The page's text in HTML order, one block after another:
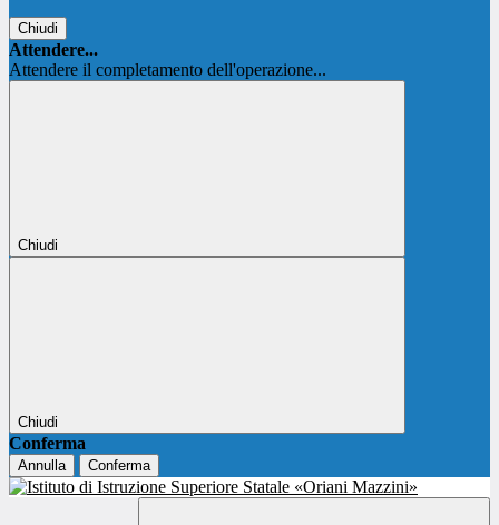
Chiudi
Attendere...
Attendere il completamento dell'operazione...
Chiudi
Chiudi
Conferma
Annulla Conferma